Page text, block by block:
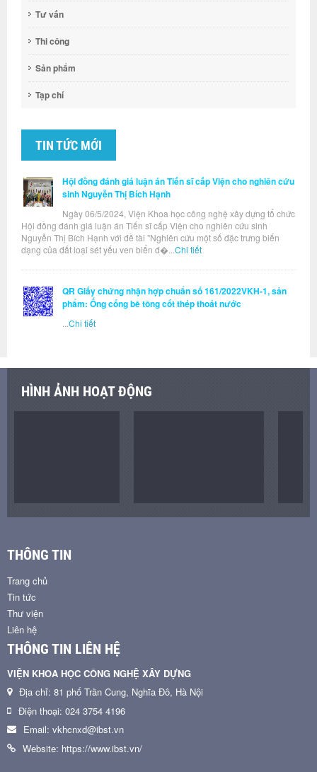
Tư vấn
Thi công
Sản phẩm
Tạp chí
TIN TỨC MỚI
Hội đồng đánh giá luận án Tiến sĩ cấp Viện cho nghiên cứu
sinh Nguyễn Thị Bích Hạnh
Ngày 06/5/2024, Viện Khoa học công nghệ xây dựng tổ chức
Hội đồng đánh giá luận án Tiến sĩ cấp Viện cho nghiên cứu sinh
Nguyễn Thị Bích Hạnh với đề tài "Nghiên cứu một số đặc trưng biến
dạng của đất loại sét yếu ven biển đ�... Chi tiết
QR Giấy chứng nhận hợp chuẩn số 161/2022VKH-1, sản
phẩm: Ống cống bê tông cốt thép thoát nước
Chi tiết
HÌNH ẢNH HOẠT ĐỘNG
THÔNG TIN
Trang chủ
Tin tức
Thư viện
Liên hệ
THÔNG TIN LIÊN HỆ
VIỆN KHOA HỌC CÔNG NGHỆ XÂY DỰNG
Địa chỉ: 81 phố Trần Cung, Nghĩa Đô, Hà Nội
Điện thoại: 024 3754 4196
Email: vkhcnxd@ibst.vn
Website: https://www.ibst.vn/